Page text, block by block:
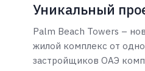
Уникальный
Palm Beach Towers –
жилой комплекс от
застройщиков ОАЭ